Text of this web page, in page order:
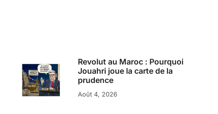
Revolut au Maroc : Pourquoi
Jouahri joue la carte de la
prudence
Août 4, 2026